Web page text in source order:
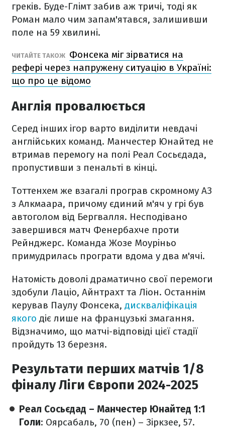
греків. Буде-Глімт забив аж тричі, тоді як
Роман мало чим запам'ятався, залишивши
поле на 59 хвилині.
ЧИТАЙТЕ ТАКОЖ Фонсека міг зірватися на
рефері через напружену ситуацію в Україні:
що про це відомо
Англія провалюється
Серед інших ігор варто виділити невдачі
англійських команд. Манчестер Юнайтед не
втримав перемогу на полі Реал Сосьєдада,
пропустивши з пенальті в кінці.
Тоттенхем же взагалі програв скромному АЗ
з Алкмаара, причому єдиний м'яч у грі був
автоголом від Бергвалля. Несподівано
завершився матч Фенербахче проти
Рейнджерс. Команда Жозе Моуріньо
примудрилась програти вдома у два м'ячі.
Натомість доволі драматично свої перемоги
здобули Лаціо, Айнтрахт та Ліон. Останнім
керував Паулу Фонсека, дискваліфікація
якого діє лише на французькі змагання.
Відзначимо, що матчі-відповіді цієї стадії
пройдуть 13 березня.
Результати перших матчів 1/8
фіналу Ліги Європи 2024-2025
Реал Сосьєдад – Манчестер Юнайтед 1:1
Голи: Оярсабаль, 70 (пен) – Зіркзее, 57.